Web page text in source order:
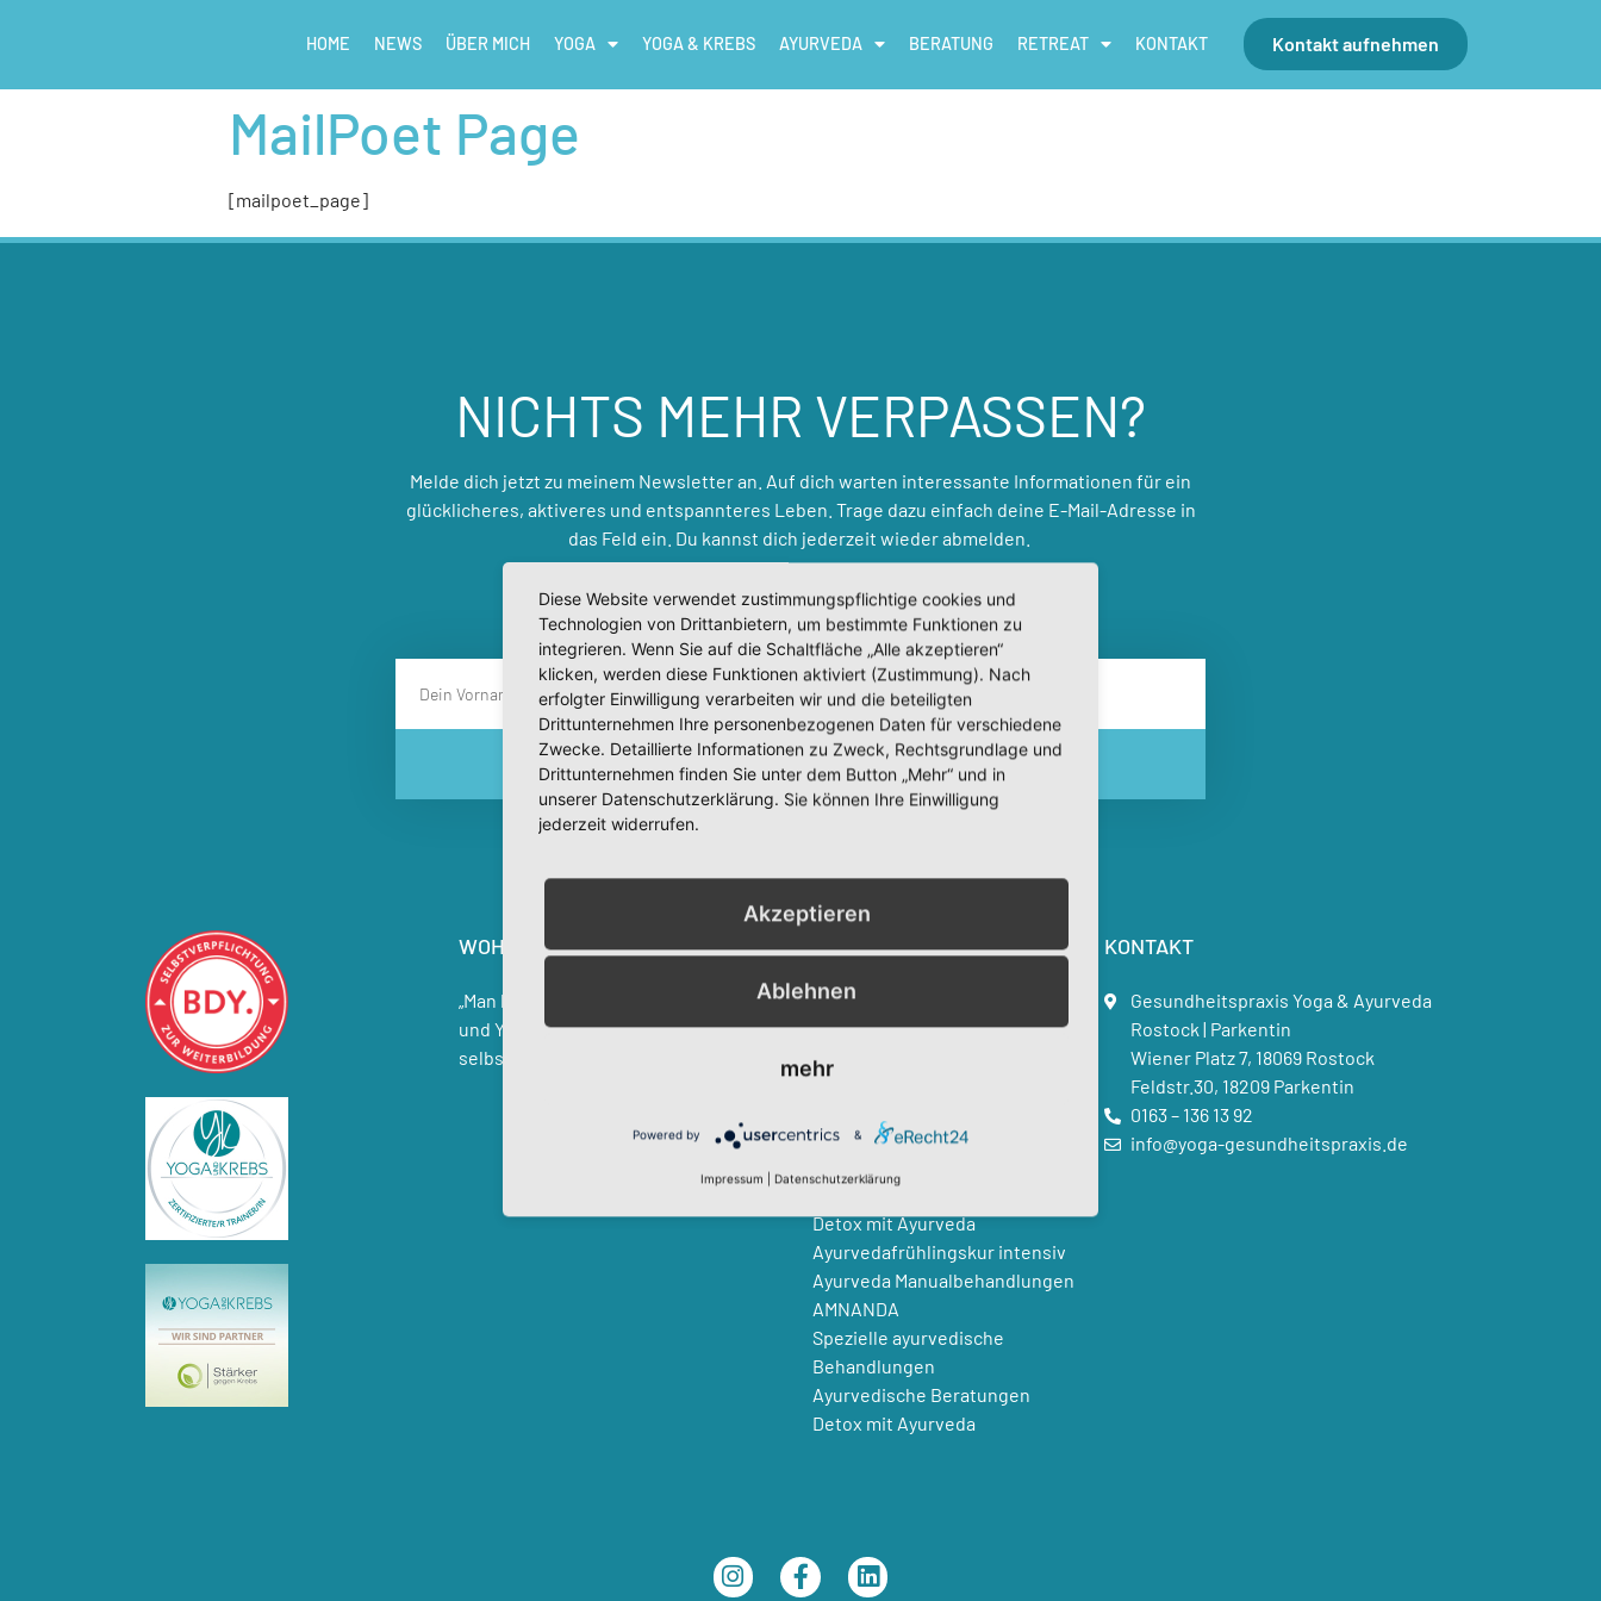
HOME NEWS ÜBER MICH YOGA YOGA & KREBS AYURVEDA BERATUNG RETREAT KONTAKT Kontakt aufnehmen
MailPoet Page
[mailpoet_page]
NICHTS MEHR VERPASSEN?
Melde dich jetzt zu meinem Newsletter an. Auf dich warten interessante Informationen für ein
glücklicheres, aktiveres und entspannteres Leben. Trage dazu einfach deine E-Mail-Adresse in
das Feld ein. Du kannst dich jederzeit wieder abmelden.
JA, INFORMIERE MICH
WOHIN KOMMT MAN DURCH YOGA?
„Man hat sich von sich selbst entfernt
und Yoga bringt einen zurück zu sich
selbst.“ (T.K.V.Desikachar)
YOGA
Yoga Kurse
Yoga 1 zu 1
Yoga im Unternehmen
AYURVEDA
Detox mit Ayurveda
Ayurvedafrühlingskur intensiv
Ayurveda Manualbehandlungen
AMNANDA
Spezielle ayurvedische
Behandlungen
Ayurvedische Beratungen
Detox mit Ayurveda
KONTAKT
Gesundheitspraxis Yoga & Ayurveda
Rostock | Parkentin
Wiener Platz 7, 18069 Rostock
Feldstr.30, 18209 Parkentin
0163 – 136 13 92
info@yoga-gesundheitspraxis.de
Diese Website verwendet zustimmungspflichtige cookies und
Technologien von Drittanbietern, um bestimmte Funktionen zu
integrieren. Wenn Sie auf die Schaltfläche „Alle akzeptieren“
klicken, werden diese Funktionen aktiviert (Zustimmung). Nach
erfolgter Einwilligung verarbeiten wir und die beteiligten
Drittunternehmen Ihre personenbezogenen Daten für verschiedene
Zwecke. Detaillierte Informationen zu Zweck, Rechtsgrundlage und
Drittunternehmen finden Sie unter dem Button „Mehr“ und in
unserer Datenschutzerklärung. Sie können Ihre Einwilligung
jederzeit widerrufen.
Akzeptieren
Ablehnen
mehr
Powered by &
Impressum Datenschutzerklärung